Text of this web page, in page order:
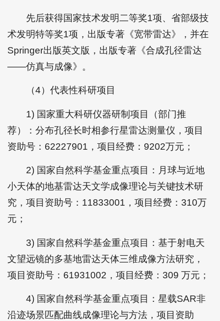
先后获得国家技术发明二等奖1项、省部级技
术发明特等奖1项，出版专著《宽带雷达》，并在
Springer出版英文版，出版专著《合成孔径雷达
——仿真与成像》。
（4）代表性科研项目
1) 国家重大科研仪器研制项目（部门推
荐）：分布孔径长时相参行星雷达测量仪，项目
资助号：62227901，项目经费：9202万元；
2) 国家自然科学基金重点项目：月球与近地
小天体的地基雷达天文学成像理论与关键技术研
究，项目资助号：11833001，项目经费：310万
元；
3) 国家自然科学基金重点项目：基于射电天
文望远镜的多基地雷达天体三维成像方法研究，
项目资助号：61931002，项目经费：309 万元；
4) 国家自然科学基金重点项目：星载SAR非
沿迹场景匹配曲线成像理论与方法，项目资助